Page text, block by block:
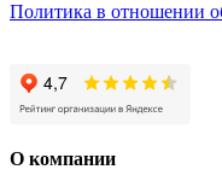
Политика в отношении
О компании